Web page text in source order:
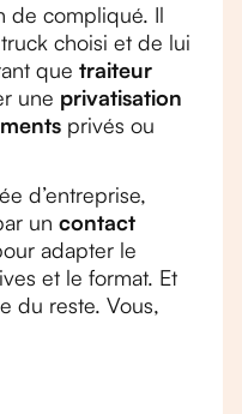
de compliqué. Il
choisi et de lui
que traiteur
une privatisation
privés ou
d’entreprise,
un contact
adapter le
et le format. Et
du reste. Vous,